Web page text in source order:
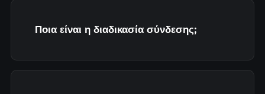
Ποια είναι η διαδικασία σύνδεσης;